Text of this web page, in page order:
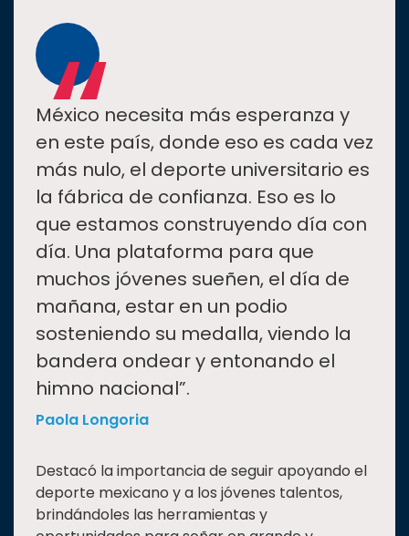
“
México necesita más esperanza y
en este país, donde eso es cada vez
más nulo, el deporte universitario es
la fábrica de confianza. Eso es lo
que estamos construyendo día con
día. Una plataforma para que
muchos jóvenes sueñen, el día de
mañana, estar en un podio
sosteniendo su medalla, viendo la
bandera ondear y entonando el
himno nacional”.
Paola Longoria
Destacó la importancia de seguir apoyando el
deporte mexicano y a los jóvenes talentos,
brindándoles las herramientas y